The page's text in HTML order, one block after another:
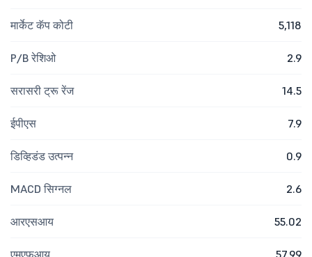
मार्केट कॅप कोटी 5,118
P/B रेशिओ 2.9
सरासरी ट्रू रेंज 14.5
ईपीएस 7.9
डिव्हिडंड उत्पन्न 0.9
MACD सिग्नल 2.6
आरएसआय 55.02
एमएफआय 57.99